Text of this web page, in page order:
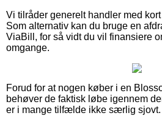
Vi tilråder generelt handler med
Som alternativ kan du bruge en
ViaBill, for så vidt du vil finansiere
omgange.
Forud for at nogen køber i en
behøver de faktisk løbe igennem
er i mange tilfælde ikke særlig sjovt.